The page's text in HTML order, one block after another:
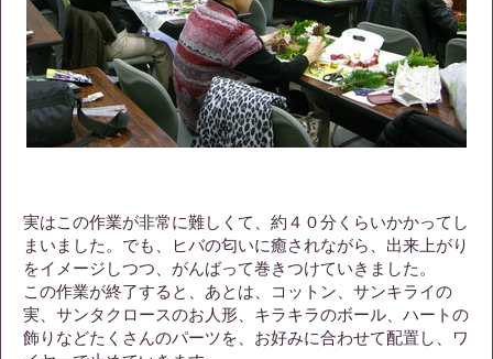
実はこの作業が非常に難しくて、約４０分くらいかかってし
まいました。でも、ヒバの匂いに癒されながら、出来上がり
をイメージしつつ、がんばって巻きつけていきました。
この作業が終了すると、あとは、コットン、サンキライの
実、サンタクロースのお人形、キラキラのボール、ハートの
飾りなどたくさんのパーツを、お好みに合わせて配置し、ワ